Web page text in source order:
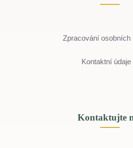
Zpracování osobních
Kontaktní údaje
Kontaktujte